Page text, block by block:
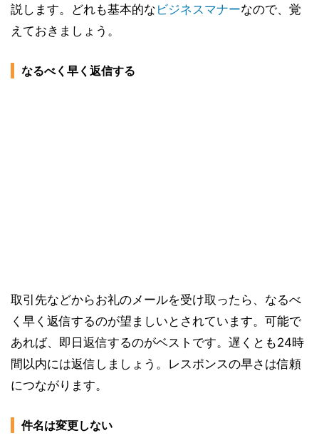
説します。どれも基本的な ビジネスマナーなので、覚
えておきましょう。
なるべく早く返信する
取引先などからお礼のメールを受け取ったら、なるべ
く早く返信するのが望ましいとされています。可能で
あれば、即日返信するのがベストです。遅くとも24時
間以内には返信しましょう。レスポンスの早さは信頼
につながります。
件名は変更しない